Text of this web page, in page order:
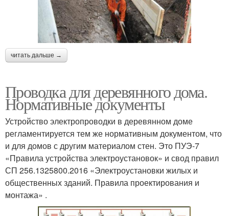
читать дальше →
Проводка для деревянного дома.
Нормативные документы
Устройство электропроводки в деревянном доме
регламентируется тем же нормативным документом, что
и для домов с другим материалом стен. Это ПУЭ-7
«Правила устройства электроустановок» и свод правил
СП 256.1325800.2016 «Электроустановки жилых и
общественных зданий. Правила проектирования и
монтажа» .